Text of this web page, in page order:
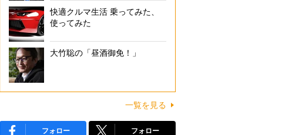
快適クルマ生活 乗ってみた、
使ってみた
大竹聡の「昼酒御免！」
一覧を見る
フォロー フォロー